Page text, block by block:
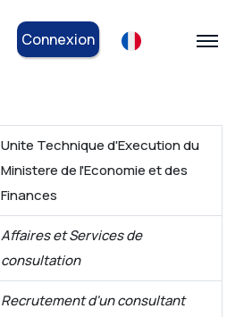
Connexion
Unite Technique d'Execution du
Ministere de l'Economie et des
Finances
Affaires et Services de
consultation
Recrutement d'un consultant